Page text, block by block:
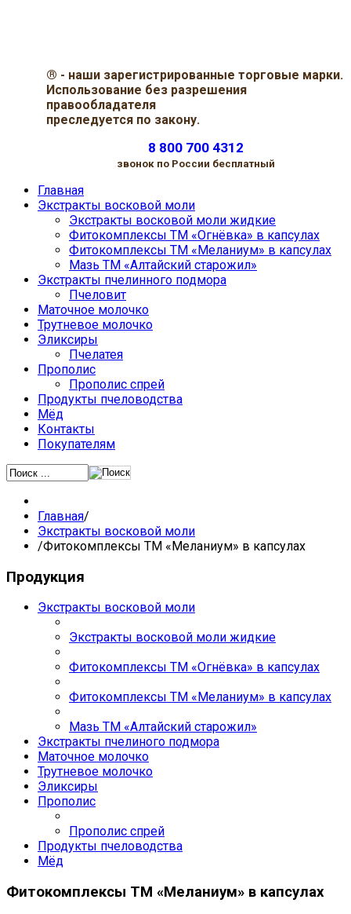
® - наши зарегистрированные торговые марки.
Использование без разрешения
правообладателя
преследуется по закону.
8 800 700 4312
звонок по России бесплатный
Главная
Экстракты восковой моли
Экстракты восковой моли жидкие
Фитокомплексы ТМ «Огнёвка» в капсулах
Фитокомплексы ТМ «Меланиум» в капсулах
Мазь ТМ «Алтайский старожил»
Экстракты пчелинного подмора
Пчеловит
Маточное молочко
Трутневое молочко
Эликсиры
Пчелатея
Прополис
Прополис спрей
Продукты пчеловодства
Мёд
Контакты
Покупателям
Главная/
Экстракты восковой моли
/Фитокомплексы ТМ «Меланиум» в капсулах
Продукция
Экстракты восковой моли
Экстракты восковой моли жидкие
Фитокомплексы ТМ «Огнёвка» в капсулах
Фитокомплексы ТМ «Меланиум» в капсулах
Мазь ТМ «Алтайский старожил»
Экстракты пчелиного подмора
Маточное молочко
Трутневое молочко
Эликсиры
Прополис
Прополис спрей
Продукты пчеловодства
Мёд
Фитокомплексы ТМ «Меланиум» в капсулах